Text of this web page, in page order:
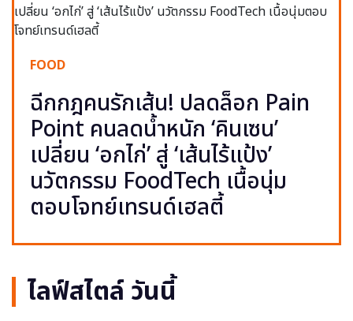
FOOD
ฉีกกฎคนรักเส้น! ปลดล็อก Pain
Point คนลดน้ำหนัก ‘คินเซน’
เปลี่ยน ‘อกไก่’ สู่ ‘เส้นไร้แป้ง’
นวัตกรรม FoodTech เนื้อนุ่ม
ตอบโจทย์เทรนด์เฮลตี้
ไลฟ์สไตล์ วันนี้